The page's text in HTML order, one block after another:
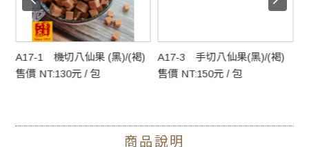
A17-1 機切八仙果 (黑)/(褐)
售價 NT:130元 / 包
A17-3 手切八仙果(黑)/(褐)
售價 NT:150元 / 包
商品說明